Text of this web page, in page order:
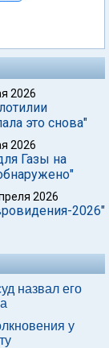
2026
это снова"
2026
Газы на
2026
2026"
назвал его
у